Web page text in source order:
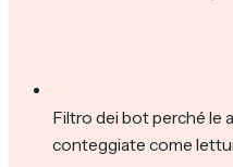
Filtro dei bot perché le
conteggiate come